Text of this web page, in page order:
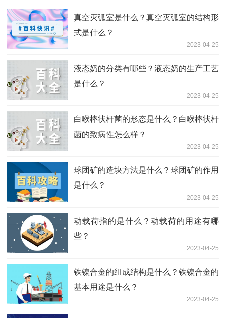
真空灭弧室是什么？真空灭弧室的结构形
式是什么？
2023-04-25
液态奶的分类有哪些？液态奶的生产工艺
是什么？
2023-04-25
白喉棒状杆菌的形态是什么？白喉棒状杆
菌的致病性怎么样？
2023-04-25
球团矿的造块方法是什么？球团矿的作用
是什么？
2023-04-25
动载荷指的是什么？动载荷的用途有哪
些？
2023-04-25
铁镍合金的组成结构是什么？铁镍合金的
基本用途是什么？
2023-04-25